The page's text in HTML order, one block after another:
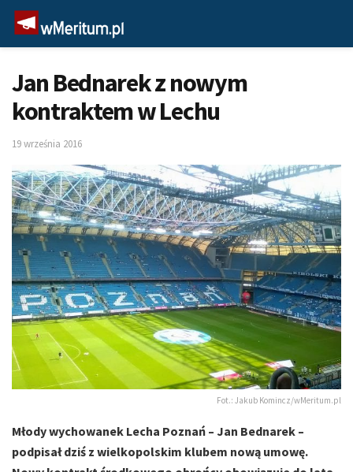
Jan Bednarek z nowym
kontraktem w Lechu
19 września 2016
Fot.: Jakub Komincz/wMeritum.pl
Młody wychowanek Lecha Poznań – Jan Bednarek –
podpisał dziś z wielkopolskim klubem nową umowę.